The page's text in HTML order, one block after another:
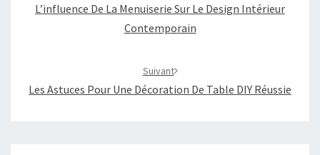
L’influence De La Menuiserie Sur Le Design Intérieur
Contemporain
Suivant
Les Astuces Pour Une Décoration De Table DIY Réussie